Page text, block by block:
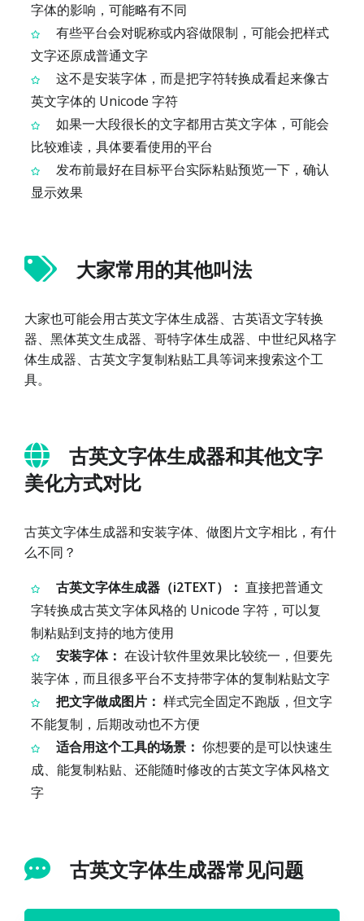
字体的影响，可能略有不同
有些平台会对昵称或内容做限制，可能会把样式
文字还原成普通文字
这不是安装字体，而是把字符转换成看起来像古
英文字体的 Unicode 字符
如果一大段很长的文字都用古英文字体，可能会
比较难读，具体要看使用的平台
发布前最好在目标平台实际粘贴预览一下，确认
显示效果
大家常用的其他叫法
大家也可能会用古英文字体生成器、古英语文字转换
器、黑体英文生成器、哥特字体生成器、中世纪风格字
体生成器、古英文字复制粘贴工具等词来搜索这个工
具。
古英文字体生成器和其他文字
美化方式对比
古英文字体生成器和安装字体、做图片文字相比，有什
么不同？
古英文字体生成器（i2TEXT）： 直接把普通文
字转换成古英文字体风格的 Unicode 字符，可以复
制粘贴到支持的地方使用
安装字体： 在设计软件里效果比较统一，但要先
装字体，而且很多平台不支持带字体的复制粘贴文字
把文字做成图片： 样式完全固定不跑版，但文字
不能复制，后期改动也不方便
适合用这个工具的场景： 你想要的是可以快速生
成、能复制粘贴、还能随时修改的古英文字体风格文
字
古英文字体生成器常见问题